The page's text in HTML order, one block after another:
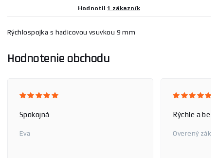
Hodnotil 1 zákazník
Rýchlospojka s hadicovou vsuvkou 9 mm
Hodnotenie obchodu
Spokojná
Eva
Rýchle a
Overený